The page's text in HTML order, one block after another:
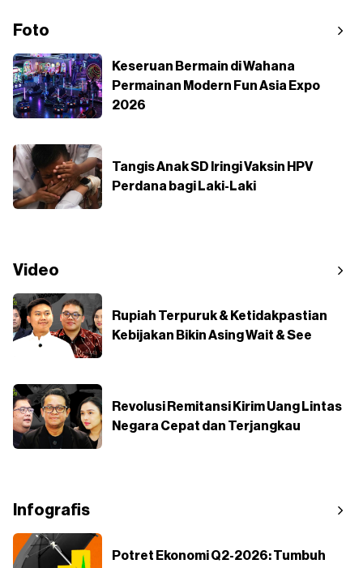
Foto
Keseruan Bermain di Wahana
Permainan Modern Fun Asia Expo
2026
Tangis Anak SD Iringi Vaksin HPV
Perdana bagi Laki-Laki
Video
Rupiah Terpuruk & Ketidakpastian
Kebijakan Bikin Asing Wait & See
Revolusi Remitansi Kirim Uang Lintas
Negara Cepat dan Terjangkau
Infografis
Potret Ekonomi Q2-2026: Tumbuh